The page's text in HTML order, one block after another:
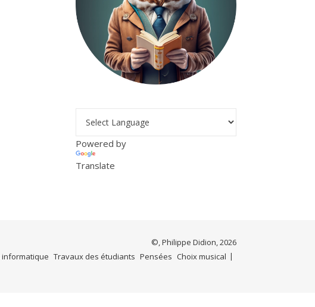
Powered by
Translate
©, Philippe Didion, 2026
informatique Travaux des étudiants Pensées Choix musical